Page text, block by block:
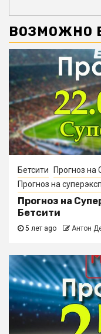
ВОЗМОЖНО
Бетсити
Прогноз на
Прогноз на
Прогноз на
Бетсити
5 лет ago Антон